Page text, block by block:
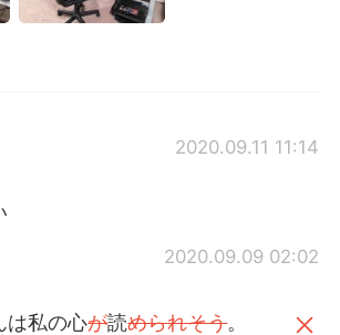
2020.09.11 11:14
2020.09.09 02:02
は私の心が読められそう。